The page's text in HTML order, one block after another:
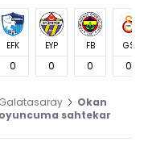
EFK
0
EYP
0
FB
0
GS
0
Galatasaray
Okan
sahtekar